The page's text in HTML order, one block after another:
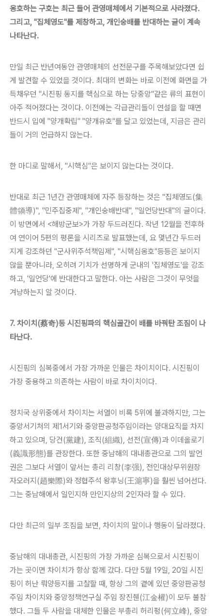
옹호하는 구호는 최근 들어 관영매체에서 기본적으로 사라졌다.
그리고, "집체영도"를 제창하고, 개인숭배를 반대하는 글이 계속
나타난다.
만일 최근 반년여동안 관영매체의 선전문구를 주목해보았다면 쉽
게 발견할 수 있었을 것이다. 최대의 변화는 바로 이전에 화면을 가
득채우던 "시진핑 동지를 핵심으로 하는 당중앙"같은 류의 표현이
아주 적어졌다는 것이다. 이전에는 각급관리들이 연설을 할 때면
반드시 입에 "양개확립" "양개유호"를 달고 있었는데, 지금은 관리
들이 거의 언급하지 않는다.
한 마디로 말해서, "시핵심"은 보이지 않는다는 것이다.
반대로 최근 1년간 관영매체에 자주 등장하는 것은 "집체영도(集
體領導)", "민주집중제", "개인숭배반대", "일언당반대"의 글이다.
이 방면에서 <해방군보>가 가장 두드러진다. 작년 12월을 전후하
여 연이어 5편의 평론을 시리즈로 발표했는데, 요 몇년간 두드러
지게 강조하던 "군사위주석책임제", "시핵심옹호"등등은 보이지
않을 뿐아니라, 오히려 기치가 선명하게 군내의 '집체영도'을 강조
하고, '일언당'에 반대한다고 말한다. 아는 사람은 그것이 무엇을
겨냥하는지 알 것이다.
7. 차이치(蔡奇)등 시진핑파의 핵심골간이 배를 바꿔탄 조짐이 나
타난다.
시진핑의 심복중에서 가장 가까운 인물은 차이치이다. 시진핑이
가장 중용하고 의존하는 사람이 바로 차이치이다.
정치국 상위중에서 차이치는 서열이 비록 5위에 불과하지만, 그는
중앙서기처의 제1서기와 중앙판공청주임이라는 양대요직을 차지
하고 있으며, 당건(黨建), 조직(組織), 선전(宣傳)과 이데올로기
(義識形態)를 관장한다. 또한 중남해의 대내총관으로 그의 발언
권은 그보다 서열이 앞서는 총리 리창(李强), 전인대상무위원장
자오러지(趙樂際)와 정협주석 왕후닝(王滬寧)을 훨씬 넘어선다.
그는 중남해에서 일인지하 만인지상의 2인자라 할 수 있다.
다만 최근의 일부 조짐을 보면, 차이치의 말이나 행동이 달라졌다.
중남해의 대내총관, 시진핑의 가장 가까운 심복으로서 시진핑이
가는 곳이면 차이치가 항상 함께 갔다. 다만 5월 19일, 20일 시진
핑이 허난 뤄양등지를 고찰할 때, 항상 그의 곁에 있던 중앙판공청
주임 차이치와 중앙정책연구실 주임 장진췐(江金權)이 모두 불참
했다. 그들 두 사람을 대체한 인물은 부총리 허리펑(何立峰), 중앙